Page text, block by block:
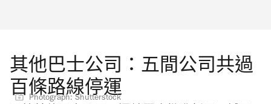
其他巴士公司：五間公司共過
百條路線停運
Photograph: Shutterstock